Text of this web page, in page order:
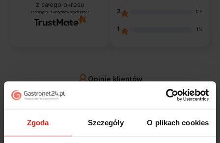
Zgoda Szczegóły O plikach cookies
z całego okresu
zebranych i zweryfikowanych przez 2 0%
1 1%
Opinie klientów
filtry
Jak zbieramy opinie?